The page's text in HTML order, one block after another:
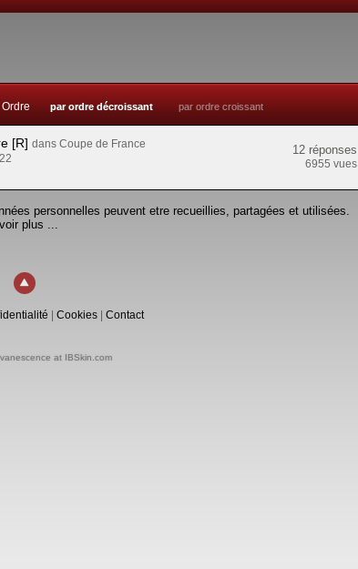
Ordre par ordre décroissant par ordre croissant
[R] dans Coupe de France
12 réponses
6955 vues
personnelles peuvent etre recueillies, partagées et utilisées.
plus ...
Cookies| Contact
at IBSkin.com